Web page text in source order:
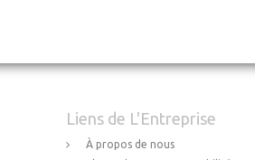
Liens de L'Entreprise
À propos de nous